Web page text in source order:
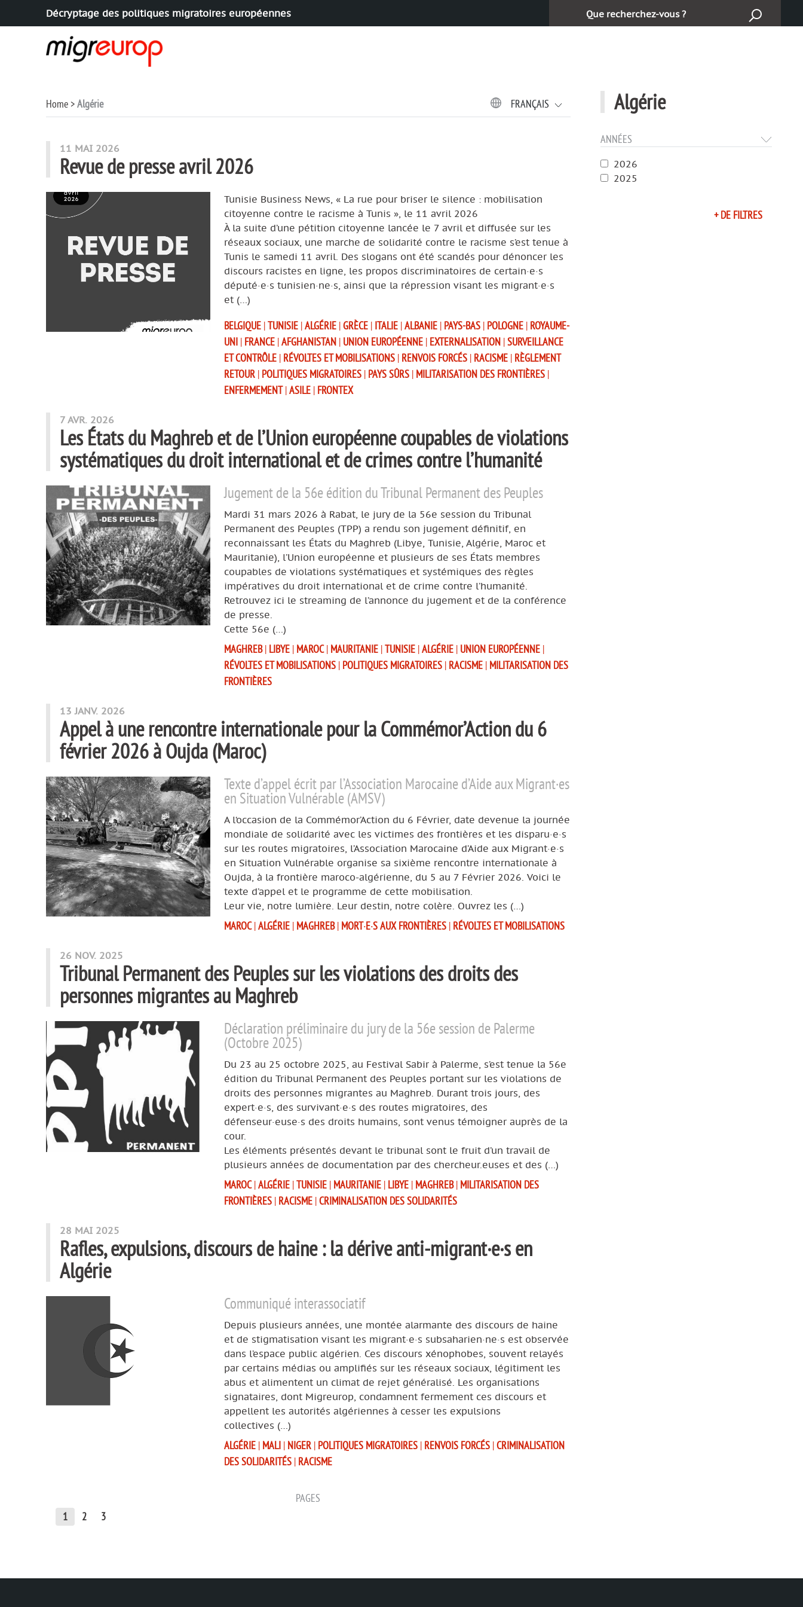
Aller à la navigation
Aller au contenu
Décryptage des politiques migratoires européennes Cerca:
Algérie
ANNÉES
2026
2025
+ DE FILTRES
Home Algérie FRANÇAIS
articles mots
11 MAI 2026
Revue de presse avril 2026
Tunisie Business News, « La rue pour briser le silence : mobilisation
citoyenne contre le racisme à Tunis », le 11 avril 2026
À la suite d’une pétition citoyenne lancée le 7 avril et diffusée sur les
réseaux sociaux, une marche de solidarité contre le racisme s’est tenue à
Tunis le samedi 11 avril. Des slogans ont été scandés pour dénoncer les
discours racistes en ligne, les propos discriminatoires de certain·e·s
député·e·s tunisien·ne·s, ainsi que la répression visant les migrant·e·s
et (…)
BELGIQUE |TUNISIE |ALGÉRIE |GRÈCE | ITALIE |ALBANIE | PAYS-BAS | POLOGNE | ROYAUME-
UNI | FRANCE |AFGHANISTAN | UNION EUROPÉENNE | EXTERNALISATION |SURVEILLANCE
ET CONTRÔLE | RÉVOLTES ET MOBILISATIONS | RENVOIS FORCÉS | RACISME | RÈGLEMENT
RETOUR | POLITIQUES MIGRATOIRES | PAYS SÛRS | MILITARISATION DES FRONTIÈRES |
ENFERMEMENT |ASILE | FRONTEX
7 AVR. 2026
Les États du Maghreb et de l’Union européenne coupables de violations
systématiques du droit international et de crimes contre l’humanité
Jugement de la 56e édition du Tribunal Permanent des Peuples
Mardi 31 mars 2026 à Rabat, le jury de la 56e session du Tribunal
Permanent des Peuples (TPP) a rendu son jugement définitif, en
reconnaissant les États du Maghreb (Libye, Tunisie, Algérie, Maroc et
Mauritanie), l’Union européenne et plusieurs de ses États membres
coupables de violations systématiques et systémiques des règles
impératives du droit international et de crime contre l’humanité.
Retrouvez ici le streaming de l’annonce du jugement et de la conférence
de presse.
Cette 56e (…)
MAGHREB | LIBYE | MAROC | MAURITANIE |TUNISIE |ALGÉRIE | UNION EUROPÉENNE |
RÉVOLTES ET MOBILISATIONS | POLITIQUES MIGRATOIRES | RACISME | MILITARISATION DES
FRONTIÈRES
13 JANV. 2026
Appel à une rencontre internationale pour la Commémor’Action du 6
février 2026 à Oujda (Maroc)
Texte d’appel écrit par l’Association Marocaine d’Aide aux Migrant·es
en Situation Vulnérable (AMSV)
A l‘occasion de la Commémor’Action du 6 Février, date devenue la journée
mondiale de solidarité avec les victimes des frontières et les disparu·e·s
sur les routes migratoires, l’Association Marocaine d’Aide aux Migrant·e·s
en Situation Vulnérable organise sa sixième rencontre internationale à
Oujda, à la frontière maroco-algérienne, du 5 au 7 Février 2026. Voici le
texte d’appel et le programme de cette mobilisation.
Leur vie, notre lumière. Leur destin, notre colère. Ouvrez les (…)
MAROC |ALGÉRIE | MAGHREB | MORT·E·S AUX FRONTIÈRES | RÉVOLTES ET MOBILISATIONS
26 NOV. 2025
Tribunal Permanent des Peuples sur les violations des droits des
personnes migrantes au Maghreb
Déclaration préliminaire du jury de la 56e session de Palerme
(Octobre 2025)
Du 23 au 25 octobre 2025, au Festival Sabir à Palerme, s’est tenue la 56e
édition du Tribunal Permanent des Peuples portant sur les violations de
droits des personnes migrantes au Maghreb. Durant trois jours, des
expert·e·s, des survivant·e·s des routes migratoires, des
défenseur·euse·s des droits humains, sont venus témoigner auprès de la
cour.
Les éléments présentés devant le tribunal sont le fruit d’un travail de
plusieurs années de documentation par des chercheur.euses et des (…)
MAROC |ALGÉRIE |TUNISIE | MAURITANIE | LIBYE | MAGHREB | MILITARISATION DES
FRONTIÈRES | RACISME |CRIMINALISATION DES SOLIDARITÉS
28 MAI 2025
Rafles, expulsions, discours de haine : la dérive anti-migrant·e·s en
Algérie
Communiqué interassociatif
Depuis plusieurs années, une montée alarmante des discours de haine
et de stigmatisation visant les migrant·e·s subsaharien·ne·s est observée
dans l’espace public algérien. Ces discours xénophobes, souvent relayés
par certains médias ou amplifiés sur les réseaux sociaux, légitiment les
abus et alimentent un climat de rejet généralisé. Les organisations
signataires, dont Migreurop, condamnent fermement ces discours et
appellent les autorités algériennes à cesser les expulsions
collectives (…)
ALGÉRIE | MALI | NIGER | POLITIQUES MIGRATOIRES | RENVOIS FORCÉS |CRIMINALISATION
DES SOLIDARITÉS | RACISME
PAGES
1
2 3